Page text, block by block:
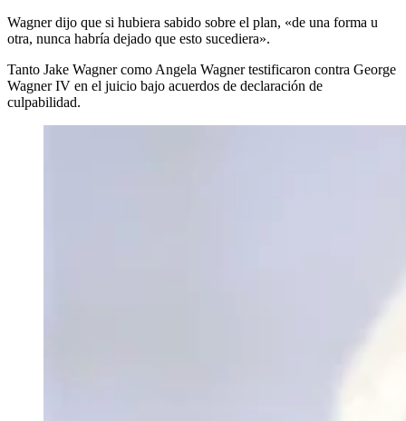
Wagner dijo que si hubiera sabido sobre el plan, «de una forma u
otra, nunca habría dejado que esto sucediera».
Tanto Jake Wagner como Angela Wagner testificaron contra George
Wagner IV en el juicio bajo acuerdos de declaración de
culpabilidad.